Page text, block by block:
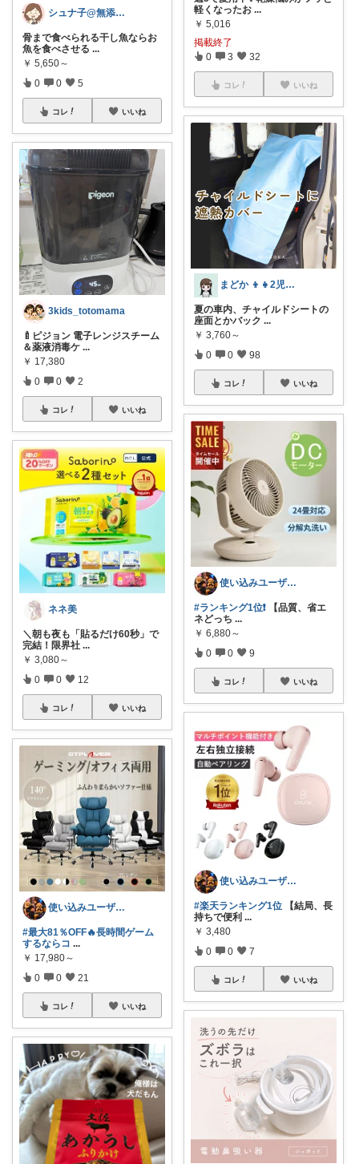
シュナ子@無添加✖️エコ✖️時短生活
骨まで食べられる干し魚ならお
魚を食べさせる ...
￥ 5,650～
0 0 5
コレ いいね
3kids_totomama
🍼ピジョン 電子レンジスチーム
＆薬液消毒ケ ...
￥ 17,380
0 0 2
コレ いいね
ネネ美
＼朝も夜も「貼るだけ60秒」で
完結！限界社 ...
￥ 3,080～
0 0 12
コレ いいね
使い込みユーザー【のん】
#最大81％OFF🔥長時間ゲーム
するならコ ...
￥ 17,980～
0 0 21
コレ いいね
軽くなったお ...
￥ 5,016
掲載終了
0 3 32
コレ いいね
まどか 👦👧2児のママ
夏の車内、チャイルドシートの
座面とかバック ...
￥ 3,760～
0 0 98
コレ いいね
使い込みユーザー【のん】
#ランキング1位❗️ 【品質、省エ
ネどっち ...
￥ 6,880～
0 0 9
コレ いいね
使い込みユーザー【のん】
#楽天ランキング1位 【結局、長
持ちで便利 ...
￥ 3,480
0 0 7
コレ いいね